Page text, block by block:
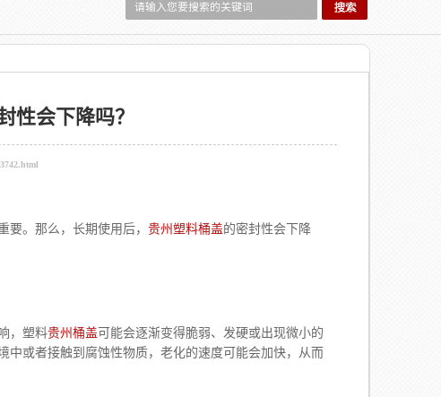
性会下降吗？
要。那么，长期使用后， 贵州塑料桶盖的密封性会下降
，塑料贵州桶盖 可能会逐渐变得脆弱、发硬或出现微小的
或者接触到腐蚀性物质，老化的速度可能会加快，从而